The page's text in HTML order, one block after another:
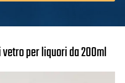
per liquori da 200ml